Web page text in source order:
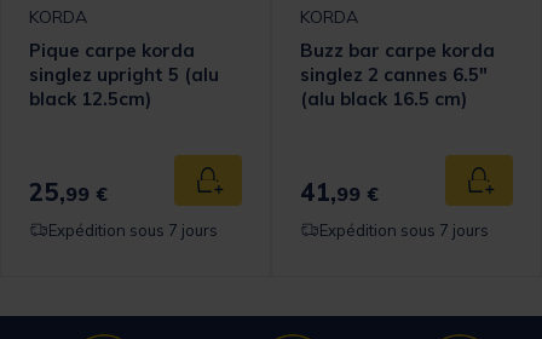
panier
KORDA
Pique carpe korda
singlez upright 5 (alu
black 12.5cm)
25,99 € Ajouter au panier
Expédition sous 7 jours
KORDA
Buzz bar carpe korda
singlez 2 cannes 6.5"
(alu black 16.5 cm)
41,99 €
Expédition sous 7 jours